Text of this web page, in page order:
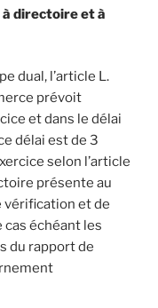
directoire et à
dual, l’article L.
prévoit
et dans le délai
délai est de 3
selon l’article
présente au
vérification et de
échéant les
du rapport de